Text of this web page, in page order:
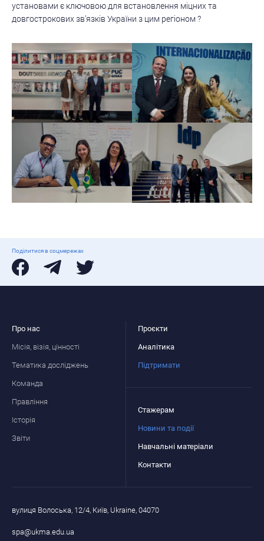
установами є ключовою для встановлення міцних та
довгострокових зв’язків України з цим регіоном ?
Поділитися в соцмережах
Про нас
Місія, візія, цінності
Тематика досліджень
Команда
Правління
Історія
Звіти
Проєкти
Аналітика
Підтримати
Стажерам
Новини та події
Навчальні матеріали
Контакти
вулиця Волоська, 12/4, Київ, Ukraine, 04070
spa@ukma.edu.ua